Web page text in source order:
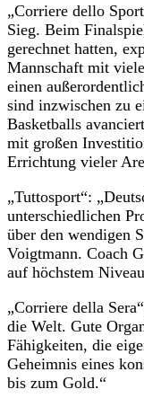
„Corriere dello
Sieg. Beim
gerechnet hatten,
Mannschaft mit
einen
sind inzwischen zu
Basketballs
mit großen
Errichtung vieler
„Tuttosport“:
unterschiedlichen
über den wendigen
Voigtmann. Coach
auf höchstem
„Corriere della
die Welt. Gute
Fähigkeiten, die
Geheimnis eines
bis zum Gold.“